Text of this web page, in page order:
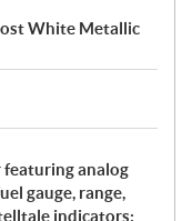
White Metallic
analog
gauge, range,
indicators: